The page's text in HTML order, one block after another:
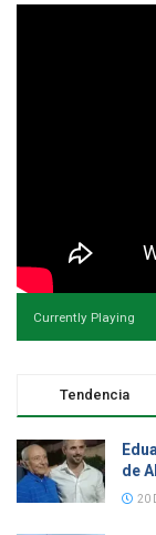
Currently Playing
Tendencia
de
20